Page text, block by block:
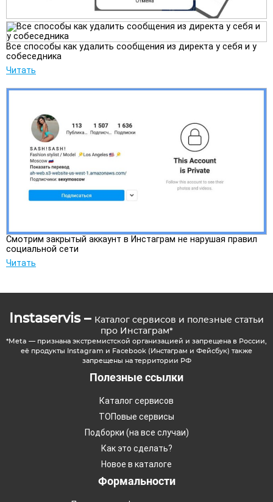
Все способы как удалить сообщения из директа у себя и у
собеседника
Читать
Смотрим закрытый аккаунт в Инстаграм не нарушая правил
социальной сети
Читать
Instaservis – Каталог сервисов и полезные статьи
про Инстаграм*
*Meta — признана экстремистской организацией и запрещена в России,
её продукты Instagram и Facebook (Инстаграм и Фейсбук) также
запрещены на территории РФ
Полезные ссылки
Каталог сервисов
ТОПовые сервисы
Подборки (на все случаи)
Как это сделать?
Новое в каталоге
Формальности